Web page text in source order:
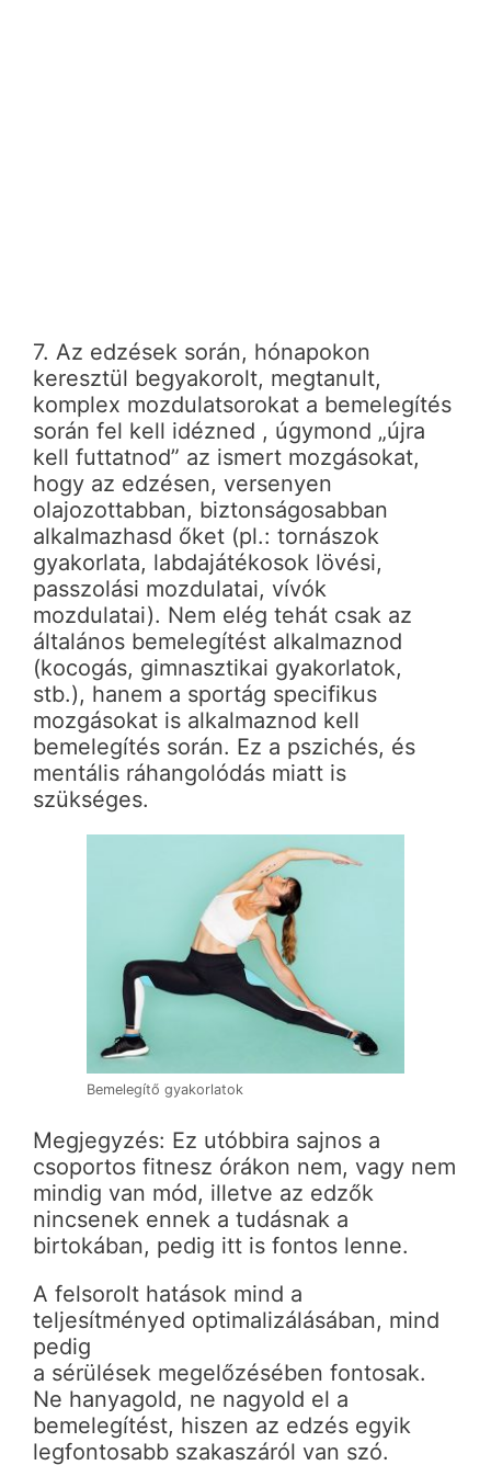
7. Az edzések során, hónapokon
keresztül begyakorolt, megtanult,
komplex mozdulatsorokat a bemelegítés
során fel kell idézned , úgymond „újra
kell futtatnod” az ismert mozgásokat,
hogy az edzésen, versenyen
olajozottabban, biztonságosabban
alkalmazhasd őket (pl.: tornászok
gyakorlata, labdajátékosok lövési,
passzolási mozdulatai, vívók
mozdulatai). Nem elég tehát csak az
általános bemelegítést alkalmaznod
(kocogás, gimnasztikai gyakorlatok,
stb.), hanem a sportág specifikus
mozgásokat is alkalmaznod kell
bemelegítés során. Ez a pszichés, és
mentális ráhangolódás miatt is
szükséges.
Bemelegítő gyakorlatok
Megjegyzés: Ez utóbbira sajnos a
csoportos fitnesz órákon nem, vagy nem
mindig van mód, illetve az edzők
nincsenek ennek a tudásnak a
birtokában, pedig itt is fontos lenne.
A felsorolt hatások mind a
teljesítményed optimalizálásában, mind
pedig
a sérülések megelőzésében fontosak.
Ne hanyagold, ne nagyold el a
bemelegítést, hiszen az edzés egyik
legfontosabb szakaszáról van szó.